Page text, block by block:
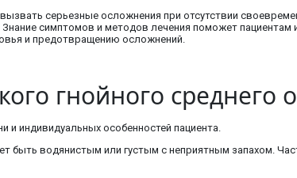
серьезные осложнения при отсутствии
симптомов и методов лечения поможет пациентам
и предотвращению осложнений.
гнойного среднего
индивидуальных особенностей пациента.
быть водянистым или густым с неприятным запахом.